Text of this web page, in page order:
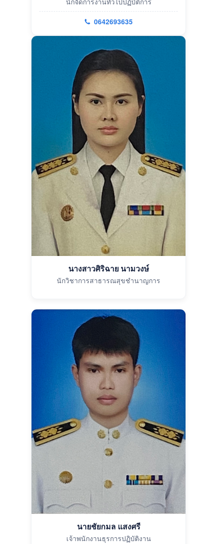
0642693635
นางสาวศิริฉาย นามวงษ์
นักวิชาการสาธารณสุขชำนาญการ
นายชัยกมล แสงศรี
เจ้าพนักงานธุรการปฏิบัติงาน